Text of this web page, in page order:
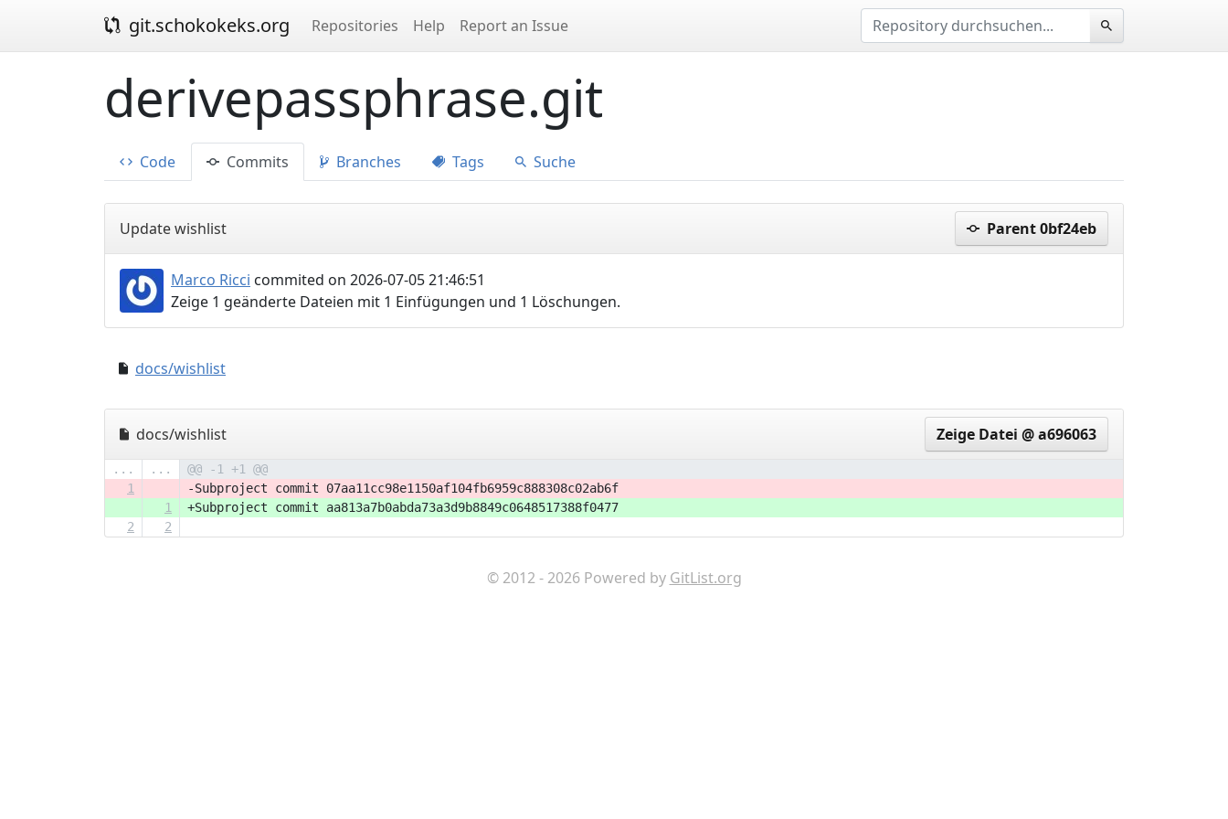
git.schokokeks.org Repositories Help Report an Issue
derivepassphrase.git
Code Commits Branches Tags Suche
Update wishlist Parent 0bf24eb
Marco Ricci commited on 2026-07-05 21:46:51
Zeige 1 geänderte Dateien mit 1 Einfügungen und 1 Löschungen.
docs/wishlist
docs/wishlist Zeige Datei @ a696063
... ...
@@ -1 +1 @@
1
-Subproject commit 07aa11cc98e1150af104fb6959c888308c02ab6f
1
+Subproject commit aa813a7b0abda73a3d9b8849c0648517388f0477
2
2
© 2012 - 2026 Powered by GitList.org